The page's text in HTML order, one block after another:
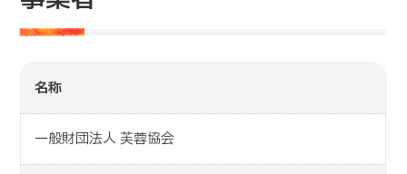
名称
一般財団法人 芙蓉協会